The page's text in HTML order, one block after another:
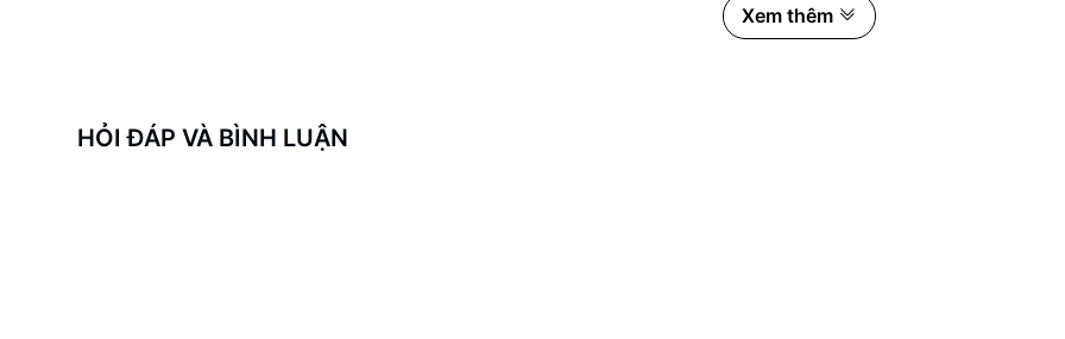
Màu tím sang trọng, thanh lịch
Xem thêm
HỎI ĐÁP VÀ BÌNH LUẬN